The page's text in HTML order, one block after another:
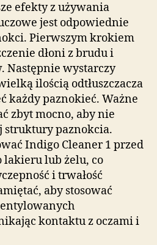
efekty z używania
jest odpowiednie
Pierwszym krokiem
dłoni z brudu i
Następnie wystarczy
ilością odtłuszczacza
każdy paznokieć. Ważne
zbyt mocno, aby nie
struktury paznokcia.
Indigo Cleaner 1 przed
lakieru lub żelu, co
i trwałość
aby stosować
kontaktu z oczami i